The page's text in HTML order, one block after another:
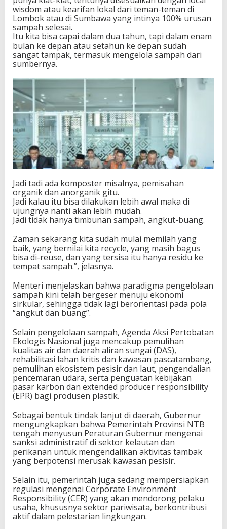
wisdom atau kearifan lokal dari teman-teman di
Lombok atau di Sumbawa yang intinya 100% urusan
sampah selesai.
Itu kita bisa capai dalam dua tahun, tapi dalam enam
bulan ke depan atau setahun ke depan sudah
sangat tampak, termasuk mengelola sampah dari
sumbernya.
Jadi tadi ada komposter misalnya, pemisahan
organik dan anorganik gitu.
Jadi kalau itu bisa dilakukan lebih awal maka di
ujungnya nanti akan lebih mudah.
Jadi tidak hanya timbunan sampah, angkut-buang.
Zaman sekarang kita sudah mulai memilah yang
baik, yang bernilai kita recycle, yang masih bagus
bisa di-reuse, dan yang tersisa itu hanya residu ke
tempat sampah.”, jelasnya.
Menteri menjelaskan bahwa paradigma pengelolaan
sampah kini telah bergeser menuju ekonomi
sirkular, sehingga tidak lagi berorientasi pada pola
“angkut dan buang”.
Selain pengelolaan sampah, Agenda Aksi Pertobatan
Ekologis Nasional juga mencakup pemulihan
kualitas air dan daerah aliran sungai (DAS),
rehabilitasi lahan kritis dan kawasan pascatambang,
pemulihan ekosistem pesisir dan laut, pengendalian
pencemaran udara, serta penguatan kebijakan
pasar karbon dan extended producer responsibility
(EPR) bagi produsen plastik.
Sebagai bentuk tindak lanjut di daerah, Gubernur
mengungkapkan bahwa Pemerintah Provinsi NTB
tengah menyusun Peraturan Gubernur mengenai
sanksi administratif di sektor kelautan dan
perikanan untuk mengendalikan aktivitas tambak
yang berpotensi merusak kawasan pesisir.
Selain itu, pemerintah juga sedang mempersiapkan
regulasi mengenai Corporate Environment
Responsibility (CER) yang akan mendorong pelaku
usaha, khususnya sektor pariwisata, berkontribusi
aktif dalam pelestarian lingkungan.